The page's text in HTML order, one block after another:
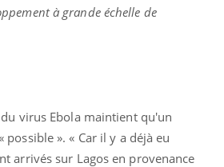
à grande échelle de
virus Ebola maintient qu'un
possible ». « Car il y a déjà eu
arrivés sur Lagos en provenance